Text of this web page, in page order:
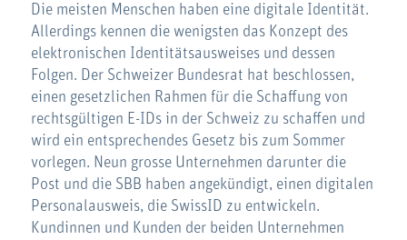
Die meisten Menschen haben eine digitale Identität.
Allerdings kennen die wenigsten das Konzept des
elektronischen Identitätsausweises und dessen
Folgen. Der Schweizer Bundesrat hat beschlossen,
einen gesetzlichen Rahmen für die Schaffung von
rechtsgültigen E-IDs in der Schweiz zu schaffen und
wird ein entsprechendes Gesetz bis zum Sommer
vorlegen. Neun grosse Unternehmen darunter die
Post und die SBB haben angekündigt, einen digitalen
Personalausweis, die SwissID zu entwickeln.
Kundinnen und Kunden der beiden Unternehmen